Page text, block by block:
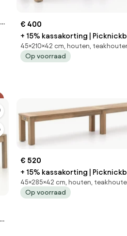
€ 400
+ 15% kassakorting |
ROUGH | Teakhout | 3 personen |
Tuinbank Old Teak Greywash |
45×210×42 cm, houten,
Op voorraad
€ 520
+ 15% kassakorting |
ROUGH | Teakhout | 3 personen |
Tuinbank Old Teak Greywash |
45×285×42 cm, houten,
Op voorraad